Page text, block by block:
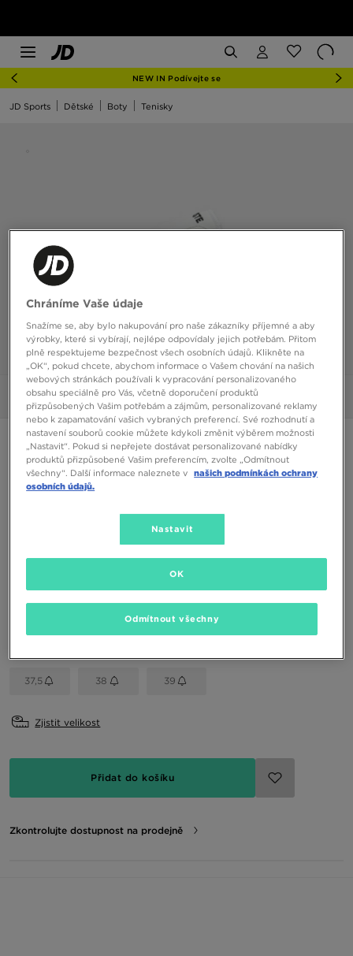
NEW IN Podívejte se
JD Sports Dětské Boty Tenisky
Obrázky 360°
LACOSTE GRIPSHOT 0121 1 CUJ
1490 Kč
EU US
37,5 38 39
Zjistit velikost
Přidat do košíku
Zkontrolujte dostupnost na prodejně
Chráníme Vaše údaje
Snažíme se, aby bylo nakupování pro naše zákazníky příjemné a aby
výrobky, které si vybírají, nejlépe odpovídaly jejich potřebám. Přitom
plně respektujeme bezpečnost všech osobních údajů. Klikněte na
„OK“, pokud chcete, abychom informace o Vašem chování na našich
webových stránkách používali k vypracování personalizovaného
obsahu speciálně pro Vás, včetně doporučení produktů
přizpůsobených Vašim potřebám a zájmům, personalizované reklamy
nebo k zapamatování vašich vybraných preferencí. Své rozhodnutí a
nastavení souborů cookie můžete kdykoli změnit výběrem možnosti
„Nastavit“. Pokud si nepřejete dostávat personalizované nabídky
produktů přizpůsobené Vašim preferencím, zvolte „Odmítnout
všechny“. Další informace naleznete v našich podmínkách ochrany
osobních údajů.
Nastavit
Odmítnout všechny
OK